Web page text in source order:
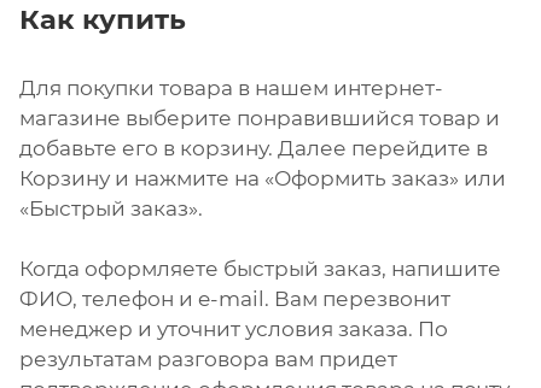
Как купить
Для покупки товара в нашем интернет-
магазине выберите понравившийся товар и
добавьте его в корзину. Далее перейдите в
Корзину и нажмите на «Оформить заказ» или
«Быстрый заказ».
Когда оформляете быстрый заказ, напишите
ФИО, телефон и e-mail. Вам перезвонит
менеджер и уточнит условия заказа. По
результатам разговора вам придет